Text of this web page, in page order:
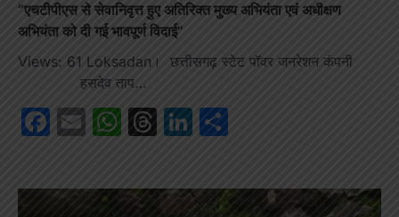
“एचटीपीएस से सेवानिवृत्त हुए अतिरिक्त मुख्य अभियंता एवं अधीक्षण
अभियंता को दी गई भावपूर्ण विदाई”
Views: 61 Loksadan। छत्तीसगढ़ स्टेट पॉवर जनरेशन कंपनी
हसदेव ताप…
Facebook
EmailWhatsApp
Threads
LinkedIn